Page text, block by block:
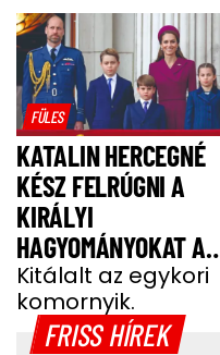
FÜLES
KATALIN HERCEGNÉ
KÉSZ FELRÚGNI A
KIRÁLYI
HAGYOMÁNYOKAT A
GYEREKEI MIATT
Kitálalt az egykori
komornyik.
FRISS HÍREK